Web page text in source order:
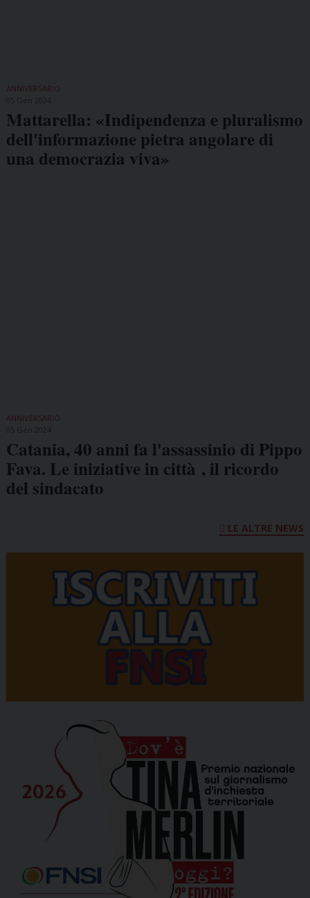
ANNIVERSARIO
Mattarella: «Indipendenza e pluralismo
dell'informazione pietra angolare di
una democrazia viva»
ANNIVERSARIO
Catania, 40 anni fa l'assassinio di Pippo
Fava. Le iniziative in città , il ricordo
del sindacato
LE ALTRE NEWS